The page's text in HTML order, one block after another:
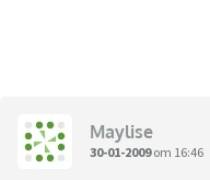
Maylise
30-01-2009om 16:46